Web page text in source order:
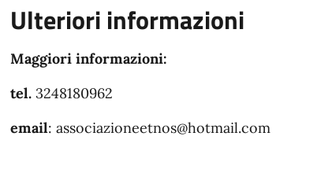
Ulteriori informazioni
Maggiori informazioni:
tel. 3248180962
email: associazioneetnos@hotmail.com